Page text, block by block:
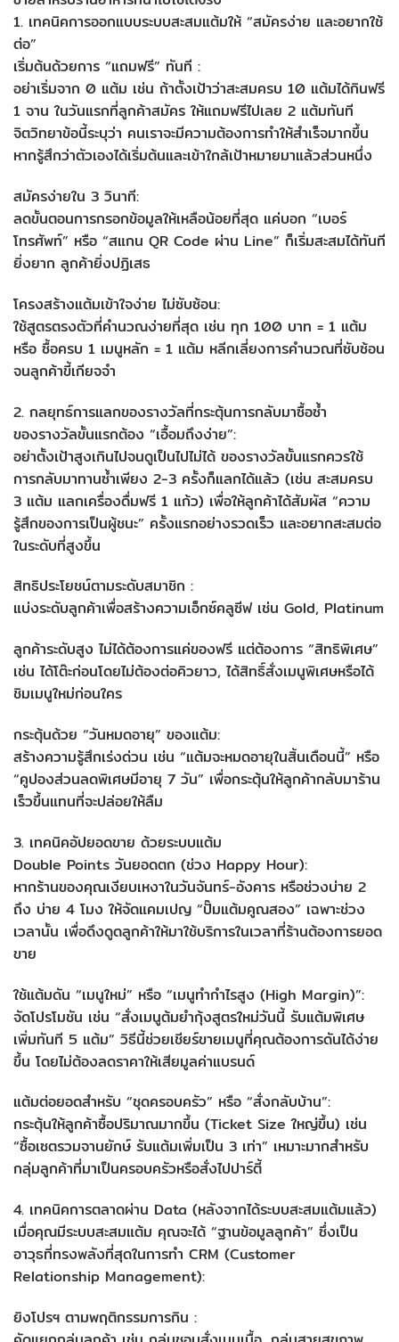
1. เทคนิคการออกแบบระบบสะสมแต้มให้ “สมัครง่าย และอยากใช้
ต่อ”
เริ่มต้นด้วยการ “แถมฟรี” ทันที :
อย่าเริ่มจาก 0 แต้ม เช่น ถ้าตั้งเป้าว่าสะสมครบ 10 แต้มได้กินฟรี
1 จาน ในวันแรกที่ลูกค้าสมัคร ให้แถมฟรีไปเลย 2 แต้มทันที
จิตวิทยาข้อนี้ระบุว่า คนเราจะมีความต้องการทำให้สำเร็จมากขึ้น
หากรู้สึกว่าตัวเองได้เริ่มต้นและเข้าใกล้เป้าหมายมาแล้วส่วนหนึ่ง
สมัครง่ายใน 3 วินาที:
ลดขั้นตอนการกรอกข้อมูลให้เหลือน้อยที่สุด แค่บอก “เบอร์
โทรศัพท์” หรือ “สแกน QR Code ผ่าน Line” ก็เริ่มสะสมได้ทันที
ยิ่งยาก ลูกค้ายิ่งปฏิเสธ
โครงสร้างแต้มเข้าใจง่าย ไม่ซับซ้อน:
ใช้สูตรตรงตัวที่คำนวณง่ายที่สุด เช่น ทุก 100 บาท = 1 แต้ม
หรือ ซื้อครบ 1 เมนูหลัก = 1 แต้ม หลีกเลี่ยงการคำนวณที่ซับซ้อน
จนลูกค้าขี้เกียจจำ
2. กลยุทธ์การแลกของรางวัลที่กระตุ้นการกลับมาซื้อซ้ำ
ของรางวัลขั้นแรกต้อง “เอื้อมถึงง่าย”:
อย่าตั้งเป้าสูงเกินไปจนดูเป็นไปไม่ได้ ของรางวัลขั้นแรกควรใช้
การกลับมาทานซ้ำเพียง 2-3 ครั้งก็แลกได้แล้ว (เช่น สะสมครบ
3 แต้ม แลกเครื่องดื่มฟรี 1 แก้ว) เพื่อให้ลูกค้าได้สัมผัส “ความ
รู้สึกของการเป็นผู้ชนะ” ครั้งแรกอย่างรวดเร็ว และอยากสะสมต่อ
ในระดับที่สูงขึ้น
สิทธิประโยชน์ตามระดับสมาชิก :
แบ่งระดับลูกค้าเพื่อสร้างความเอ็กซ์คลูซีฟ เช่น Gold, Platinum
ลูกค้าระดับสูง ไม่ได้ต้องการแค่ของฟรี แต่ต้องการ “สิทธิพิเศษ”
เช่น ได้โต๊ะก่อนโดยไม่ต้องต่อคิวยาว, ได้สิทธิ์สั่งเมนูพิเศษหรือได้
ชิมเมนูใหม่ก่อนใคร
กระตุ้นด้วย “วันหมดอายุ” ของแต้ม:
สร้างความรู้สึกเร่งด่วน เช่น “แต้มจะหมดอายุในสิ้นเดือนนี้” หรือ
“คูปองส่วนลดพิเศษมีอายุ 7 วัน” เพื่อกระตุ้นให้ลูกค้ากลับมาร้าน
เร็วขึ้นแทนที่จะปล่อยให้ลืม
3. เทคนิคอัปยอดขาย ด้วยระบบแต้ม
Double Points วันยอดตก (ช่วง Happy Hour):
หากร้านของคุณเงียบเหงาในวันจันทร์-อังคาร หรือช่วงบ่าย 2
ถึง บ่าย 4 โมง ให้จัดแคมเปญ “ปั๊มแต้มคูณสอง” เฉพาะช่วง
เวลานั้น เพื่อดึงดูดลูกค้าให้มาใช้บริการในเวลาที่ร้านต้องการยอด
ขาย
ใช้แต้มดัน “เมนูใหม่” หรือ “เมนูทำกำไรสูง (High Margin)”:
จัดโปรโมชัน เช่น “สั่งเมนูต้มยำกุ้งสูตรใหม่วันนี้ รับแต้มพิเศษ
เพิ่มทันที 5 แต้ม” วิธีนี้ช่วยเชียร์ขายเมนูที่คุณต้องการดันได้ง่าย
ขึ้น โดยไม่ต้องลดราคาให้เสียมูลค่าแบรนด์
แต้มต่อยอดสำหรับ “ชุดครอบครัว” หรือ “สั่งกลับบ้าน”:
กระตุ้นให้ลูกค้าซื้อปริมาณมากขึ้น (Ticket Size ใหญ่ขึ้น) เช่น
“ซื้อเซตรวมจานยักษ์ รับแต้มเพิ่มเป็น 3 เท่า” เหมาะมากสำหรับ
กลุ่มลูกค้าที่มาเป็นครอบครัวหรือสั่งไปปาร์ตี้
4. เทคนิคการตลาดผ่าน Data (หลังจากได้ระบบสะสมแต้มแล้ว)
เมื่อคุณมีระบบสะสมแต้ม คุณจะได้ “ฐานข้อมูลลูกค้า” ซึ่งเป็น
อาวุธที่ทรงพลังที่สุดในการทำ CRM (Customer
Relationship Management):
ยิงโปรฯ ตามพฤติกรรมการกิน :